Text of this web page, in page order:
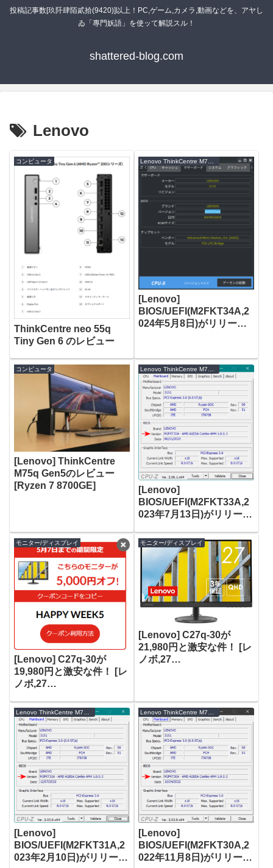
投稿記事数[玖阡肆陌貳拾(9420)]以上！PC,ゲーム,カメラ,動画などを、アヤし
ゐ「專門妖語」を使ッて解説スル！
shattered-blog.com
Lenovo
コンピュータ
ThinkCentre neo 55q
Tiny Gen 6 のレビュー
Lenovo ThinkCentre M75q-1 Tiny
[Lenovo]
BIOS/UEFI(M2FKT34A,2
024年5月8日)がリリース
コンピュータ
[Lenovo] ThinkCentre
M75q Gen5のレビュー
[Ryzen 7 8700GE]
Lenovo ThinkCentre M75q-1 Tiny
[Lenovo]
BIOS/UEFI(M2FKT33A,2
023年7月13日)がリリース
Tiny]
モニター/ディスプレイ
[Lenovo] C27q-30が
19,980円と激安な件！ [レ
ノボ,27
,液晶モニター]
モニター/ディスプレイ
[Lenovo] C27q-30が
21,980円と激安な件！ [レ
ノボ,27
[Lenovo]
BIOS/UEFI(M2FKT31A,2
023年2月10日)がリリース
[Lenovo]
BIOS/UEFI(M2FKT30A,2
022年11月8日)がリリース